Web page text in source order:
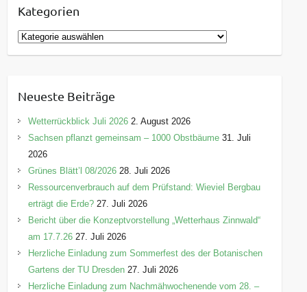
Kategorien
K
a
g
o
r
e
n
Neueste Beiträge
Wetterrückblick Juli 2026 2. August 2026
Sachsen pflanzt gemeinsam – 1000 Obstbäume 31. Juli
2026
Grünes Blätt’l 08/2026 28. Juli 2026
Ressourcenverbrauch auf dem Prüfstand: Wieviel Bergbau
erträgt die Erde? 27. Juli 2026
Bericht über die Konzeptvorstellung „Wetterhaus Zinnwald“
am 17.7.26 27. Juli 2026
Herzliche Einladung zum Sommerfest des der Botanischen
Gartens der TU Dresden 27. Juli 2026
Herzliche Einladung zum Nachmähwochenende vom 28. –